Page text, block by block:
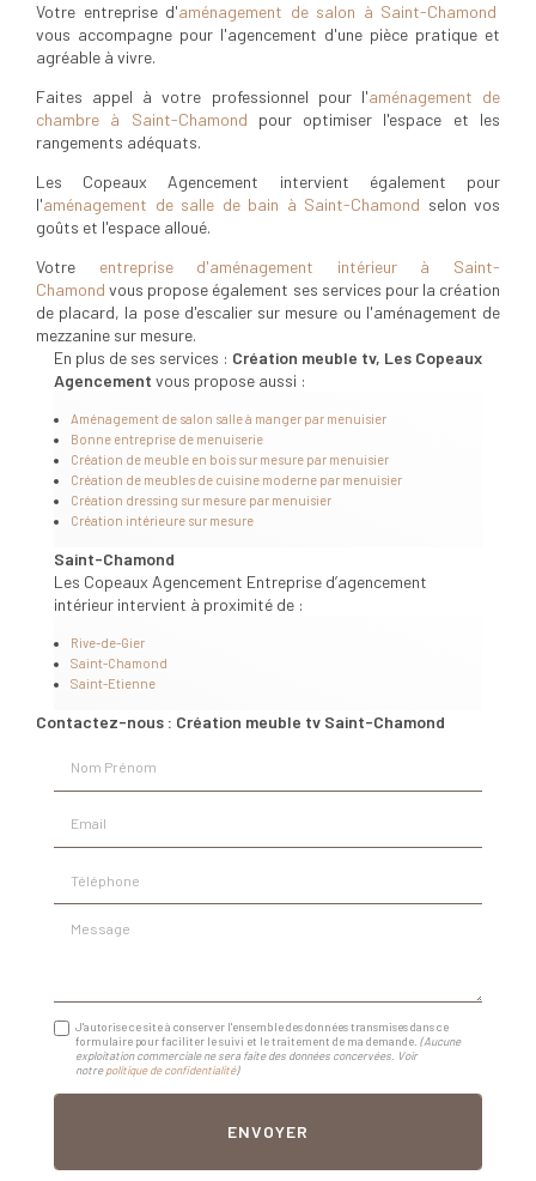
Votre entreprise d'aménagement de salon à Saint-Chamond
vous accompagne pour l'agencement d'une pièce pratique et
agréable à vivre.
Faites appel à votre professionnel pour l'aménagement de
chambre à Saint-Chamond pour optimiser l'espace et les
rangements adéquats.
Les Copeaux Agencement intervient également pour
l'aménagement de salle de bain à Saint-Chamond selon vos
goûts et l'espace alloué.
Votre entreprise d'aménagement intérieur à Saint-
Chamond vous propose également ses services pour la création
de placard, la pose d'escalier sur mesure ou l'aménagement de
mezzanine sur mesure.
En plus de ses services : Création meuble tv, Les Copeaux
Agencement vous propose aussi :
Aménagement de salon salle à manger par menuisier
Bonne entreprise de menuiserie
Création de meuble en bois sur mesure par menuisier
Création de meubles de cuisine moderne par menuisier
Création dressing sur mesure par menuisier
Création intérieure sur mesure
Saint-Chamond
Les Copeaux Agencement Entreprise d’agencement
intérieur intervient à proximité de :
Rive-de-Gier
Saint-Chamond
Saint-Etienne
Contactez-nous : Création meuble tv Saint-Chamond
Message
J'autorise ce site à conserver l'ensemble des données transmises dans ce
formulaire pour faciliter le suivi et le traitement de ma demande.(Aucune
exploitation commerciale ne sera faite des données concervées. Voir
notrepolitique de confidentialité)